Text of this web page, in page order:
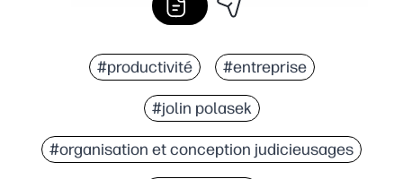
#productivité #entreprise
#jolin polasek
#organisation et conception judicieusages